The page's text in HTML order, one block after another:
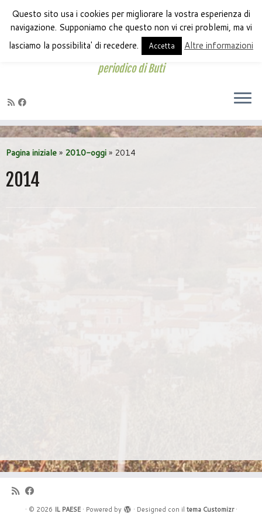
Passa
contenuto
periodico di Buti
Pagina iniziale » 2010-oggi » 2014
2014
· © 2026 IL PAESE· Powered by · Designed con il tema Customizr·
Questo sito usa i cookies per migliorare la vostra esperienza di
navigazione. Supponiamo che questo non vi crei problemi, ma vi
lasciamo la possibilita' di recedere.
Accetta Altre informazioni